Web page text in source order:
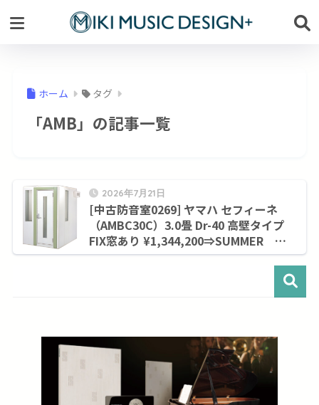
ホーム タグ
「AMB」の記事一覧
2026年7月21日
[中古防音室0269] ヤマハ セフィーネ
（AMBC30C）3.0畳 Dr-40 高壁タイプ
FIX窓あり ¥1,344,200⇒SUMMER
SALE！９月末まで¥1,155,000